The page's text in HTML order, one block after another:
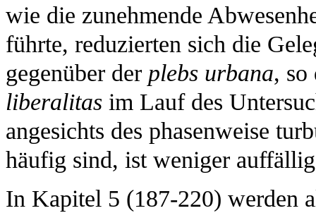
wie die zunehmende
führte, reduzierten sich die
gegenüber der plebs urbana, so
liberalitas im Lauf des
angesichts des phasenweise
häufig sind, ist weniger
In Kapitel 5 (187-220) werden